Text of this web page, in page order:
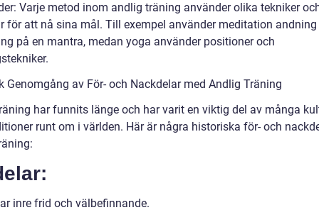
Varje metod inom andlig träning använder olika tekniker
för att nå sina mål. Till exempel använder meditation
på en mantra, medan yoga använder positioner och
Genomgång av För- och Nackdelar med Andlig Träning
har funnits länge och har varit en viktig del av många
runt om i världen. Här är några historiska för- och
inre frid och välbefinnande.